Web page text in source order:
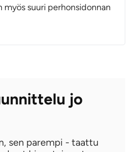
myös suuri perhonsidonnan
jo
sen parempi - taattu